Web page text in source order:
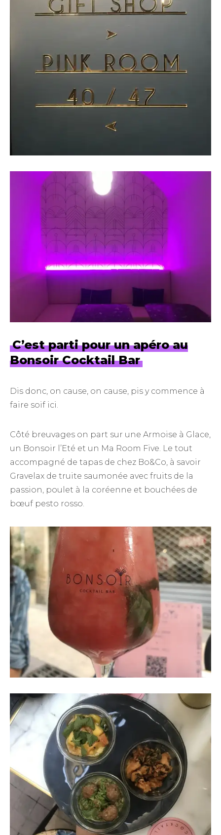
C’est parti pour un apéro au
Bonsoir Cocktail Bar
Dis donc, on cause, on cause, pis y commence à
faire soif ici.
Côté breuvages on part sur une Armoise à Glace,
un Bonsoir l’Eté et un Ma Room Five. Le tout
accompagné de tapas de chez Bo&Co, à savoir
Gravelax de truite saumonée avec fruits de la
passion, poulet à la coréenne et bouchées de
bœuf pesto rosso.